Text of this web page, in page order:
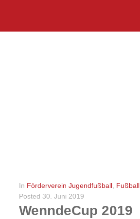
In Förderverein Jugendfußball Fußball
Posted 30. Juni 2019
WenndeCup 2019